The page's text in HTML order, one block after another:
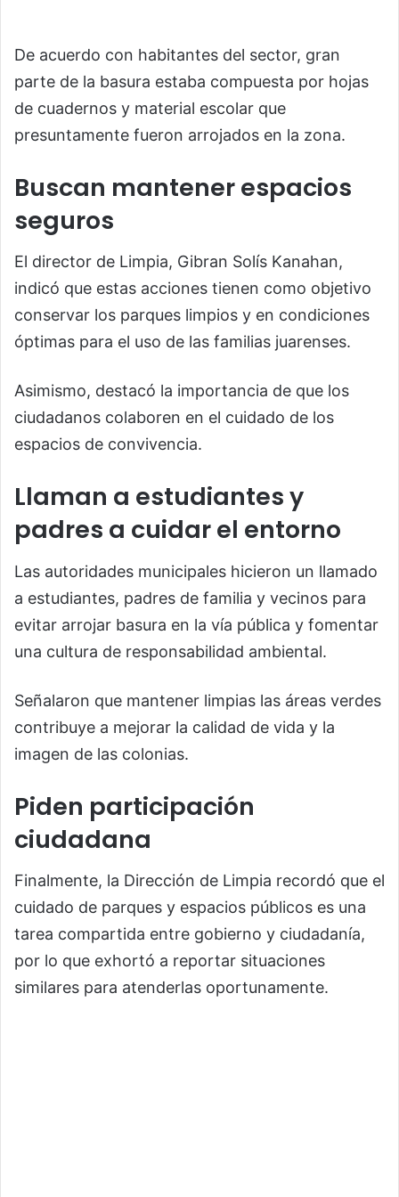
De acuerdo con habitantes del sector, gran
parte de la basura estaba compuesta por hojas
de cuadernos y material escolar que
presuntamente fueron arrojados en la zona.
Buscan mantener espacios
seguros
El director de Limpia, Gibran Solís Kanahan,
indicó que estas acciones tienen como objetivo
conservar los parques limpios y en condiciones
óptimas para el uso de las familias juarenses.
Asimismo, destacó la importancia de que los
ciudadanos colaboren en el cuidado de los
espacios de convivencia.
Llaman a estudiantes y
padres a cuidar el entorno
Las autoridades municipales hicieron un llamado
a estudiantes, padres de familia y vecinos para
evitar arrojar basura en la vía pública y fomentar
una cultura de responsabilidad ambiental.
Señalaron que mantener limpias las áreas verdes
contribuye a mejorar la calidad de vida y la
imagen de las colonias.
Piden participación
ciudadana
Finalmente, la Dirección de Limpia recordó que el
cuidado de parques y espacios públicos es una
tarea compartida entre gobierno y ciudadanía,
por lo que exhortó a reportar situaciones
similares para atenderlas oportunamente.